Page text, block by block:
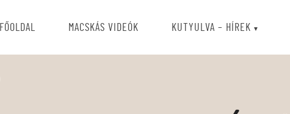
FŐOLDAL MACSKÁS VIDEÓK KUTYULVA – HÍREK